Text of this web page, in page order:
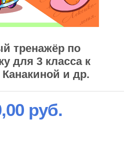
тренажёр по
для 3 класса к
и др.
руб.